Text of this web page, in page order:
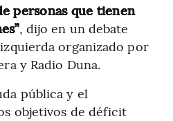
personas que tienen
, dijo en un debate
organizado por
y Radio Duna.
pública y el
objetivos de déficit